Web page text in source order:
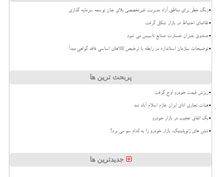
زنگ خطر برای مناطق آزاد مدیریت غیرتخصصی بلای جان توسعه سرمایه گذاری
تقاضای احتیاط در بازار شکل گرفت
صندوق جبران خسارت صنایع تاسیس می شود
توضیحات سازمان استاندارد در رابطه با ترخیص کالاهای اساسی فاقد گواهی مبدأ
پربحث ترین ها
ریزش قیمت خودرو اوج گرفت
هیات تجاری اتاق ایران عازم اسلام آباد شد
بک اتفاق عجیب در بازار خودرو
تنش های ژئوپلیتیک، بازار خودرو را به کدام سو می برد؟
جدیدترین ها